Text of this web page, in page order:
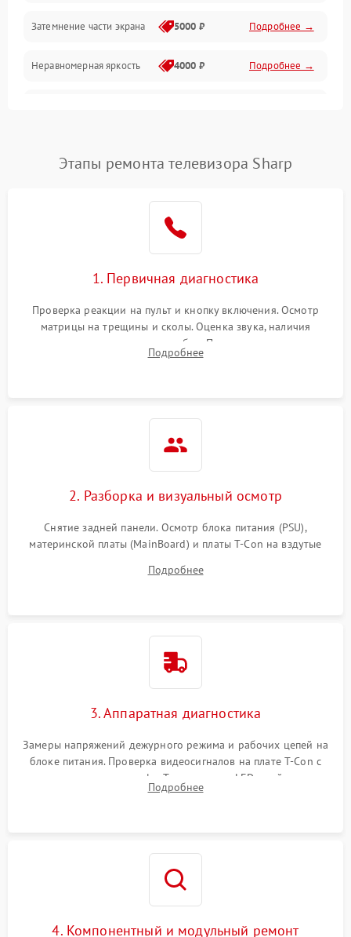
Механические повреждения
Программное обеспечение
Сеть и подключения
Затемнение части экрана 5000 ₽ Подробнее →
Неравномерная яркость 4000 ₽ Подробнее →
Этапы ремонта телевизора Sharp
1. Первичная диагностика
Проверка реакции на пульт и кнопку включения. Осмотр
матрицы на трещины и сколы. Оценка звука, наличия
подсветки и индикаторов ошибок. Подключение тестовых
источников сигнала для выявления симптомов поломки.
Подробнее
2. Разборка и визуальный осмотр
Снятие задней панели. Осмотр блока питания (PSU),
материнской платы (MainBoard) и платы T-Con на вздутые
Проверка надежности фиксации и целостности шлейфов.
Подробнее
3. Аппаратная диагностика
Замеры напряжений дежурного режима и рабочих цепей на
блоке питания. Проверка видеосигналов на плате T-Con с
помощью осциллографа. Тестирование LED-драйвера и
светодиодных планок подсветки мультиметром.
Подробнее
4. Компонентный и модульный ремонт